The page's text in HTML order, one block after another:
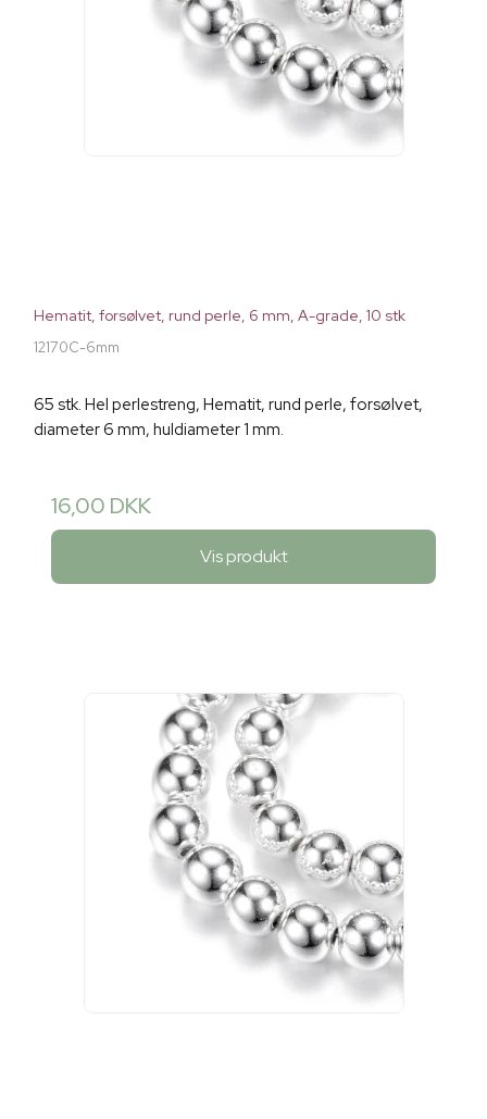
Hematit, forsølvet, rund perle, 6 mm, A-grade, 10 stk
12170C-6mm
65 stk. Hel perlestreng, Hematit, rund perle, forsølvet,
diameter 6 mm, huldiameter 1 mm.
16,00 DKK
Vis produkt